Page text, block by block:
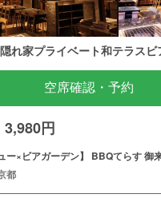
れ家プライベート和テラスビ
空席確認・予約
円
ー×ビアガーデン】 BBQてらす 御
都